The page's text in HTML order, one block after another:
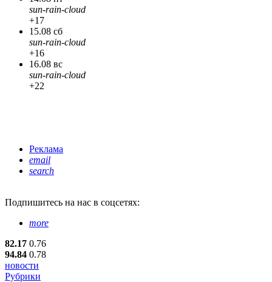
sun-rain-cloud
+17
15.08 сб
sun-rain-cloud
+16
16.08 вс
sun-rain-cloud
+22
Реклама
email
search
Подпишитесь на нас в соцсетях:
more
82.17 0.76
94.84 0.78
новости
Рубрики